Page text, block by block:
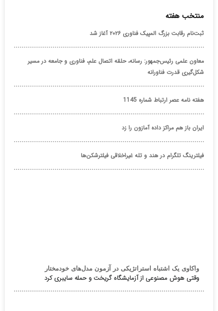
منتخب هفته
ثبت‌نام رقابت بزرگ المپیک فناوری ۲۰۲۶ آغاز شد
معاون علمی رئیس‌جمهور: رسانه، حلقه اتصال علم، فناوری و جامعه در مسیر
شکل‌گیری قدرت فناورانه
هفته نامه عصر ارتباط شماره 1145
ایران باز هم مراکز داده آمازون را زد
فیلترینگ تلگرام در هند و تله غیراخلاقی فیلترشکن‌ها
واکاوی یک اشتباه استراتژیکی در آزمون مدل‌های خودمختار
وقتی هوش مصنوعی از آزمایشگاه گریخت و حمله سایبری کرد